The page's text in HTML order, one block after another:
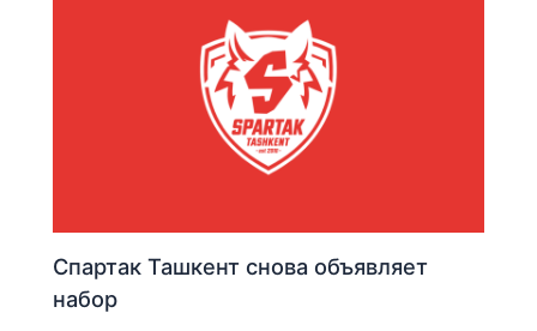
Спартак Ташкент снова объявляет
набор